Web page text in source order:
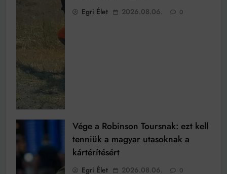
Egri Élet 2026.08.06. 0
Vége a Robinson Toursnak: ezt kell
tenniük a magyar utasoknak a
kártérítésért
Egri Élet 2026.08.06. 0